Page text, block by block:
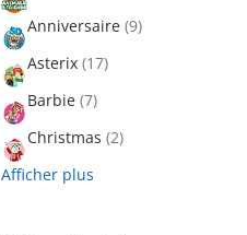
Anniversaire (9)
Asterix (17)
Barbie (7)
Christmas (2)
Afficher plus